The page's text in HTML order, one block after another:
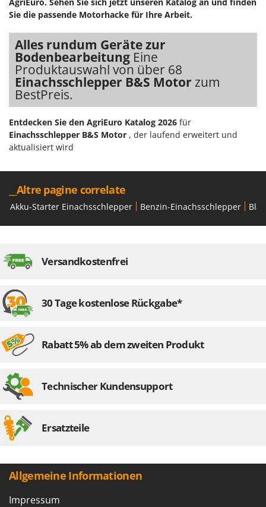
Sie die passende Motorhacke für Ihre Arbeit.
Alles rundum Geräte zur
Bodenbearbeitung Eine
Produktauswahl von über 68
Einachsschlepper B&S Motor zum
BestPreis.
Entdecken Sie den AgriEuro Katalog 2026 für
Einachsschlepper B&S Motor , der laufend erweitert und
aktualisiert wird
__Altre pagine correlate
Akku-Starter Einachsschlepper Benzin-Einachsschlepper
Versandkostenfrei
30 Tage kostenlose Rückgabe*
Rabatt 5% ab dem zweiten Produkt
Technischer Kundensupport
Ersatzteile
Allgemeine Informationen
Impressum